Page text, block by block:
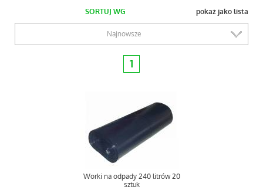
pokaż jako lista
SORTUJ WG
Najnowsze
1
Worki na odpady 240 litrów 20
sztuk